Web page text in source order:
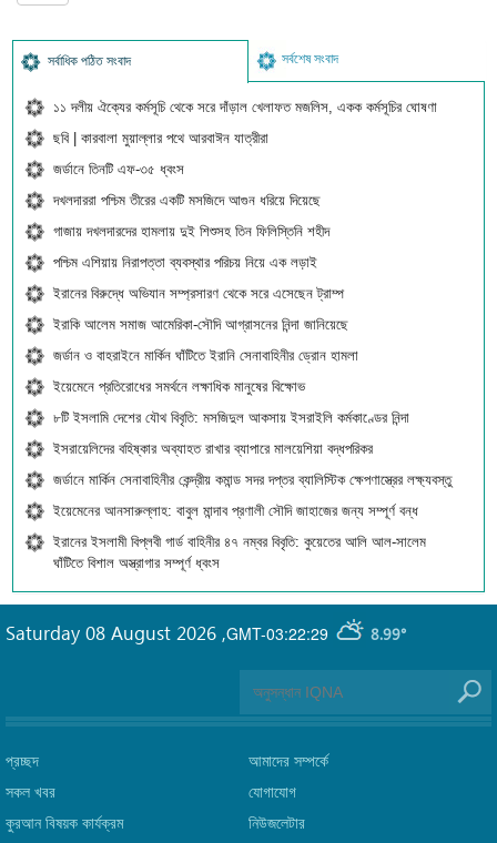
সর্বাধিক পঠিত সংবাদ সর্বশেষ সংবাদ
১১ দলীয় ঐক্যের কর্মসূচি থেকে সরে দাঁড়াল খেলাফত মজলিস, একক কর্মসূচির ঘোষণা
ছবি | কারবালা মুয়াল্লার পথে আরবাঈন যাত্রীরা
জর্ডানে তিনটি এফ-৩৫ ধ্বংস
দখলদাররা পশ্চিম তীরের একটি মসজিদে আগুন ধরিয়ে দিয়েছে
গাজায় দখলদারদের হামলায় দুই শিশুসহ তিন ফিলিস্তিনি শহীদ
পশ্চিম এশিয়ায় নিরাপত্তা ব্যবস্থার পরিচয় নিয়ে এক লড়াই
ইরানের বিরুদ্ধে অভিযান সম্প্রসারণ থেকে সরে এসেছেন ট্রাম্প
ইরাকি আলেম সমাজ আমেরিকা-সৌদি আগ্রাসনের নিন্দা জানিয়েছে
জর্ডান ও বাহরাইনে মার্কিন ঘাঁটিতে ইরানি সেনাবাহিনীর ড্রোন হামলা
ইয়েমেনে প্রতিরোধের সমর্থনে লক্ষাধিক মানুষের বিক্ষোভ
৮টি ইসলামি দেশের যৌথ বিবৃতি: মসজিদুল আকসায় ইসরাইলি কর্মকাণ্ডের নিন্দা
ইসরায়েলিদের বহিষ্কার অব্যাহত রাখার ব্যাপারে মালয়েশিয়া বদ্ধপরিকর
জর্ডানে মার্কিন সেনাবাহিনীর কেন্দ্রীয় কমান্ড সদর দপ্তর ব্যালিস্টিক ক্ষেপণাস্ত্রের লক্ষ্যবস্তু
ইয়েমেনের আনসারুল্লাহ: বাবুল মান্দাব প্রণালী সৌদি জাহাজের জন্য সম্পূর্ণ বন্ধ
ইরানের ইসলামী বিপ্লবী গার্ড বাহিনীর ৪৭ নম্বর বিবৃতি: কুয়েতের আলি আল-সালেম
ঘাঁটিতে বিশাল অস্ত্রাগার সম্পূর্ণ ধ্বংস
GMT-03:22:29 8.99°
Saturday 08 August 2026 ,
প্রচ্ছদ
সকল খবর
কুরআন বিষয়ক কার্যক্রম
আমাদের সম্পর্কে
যোগাযোগ
নিউজলেটার